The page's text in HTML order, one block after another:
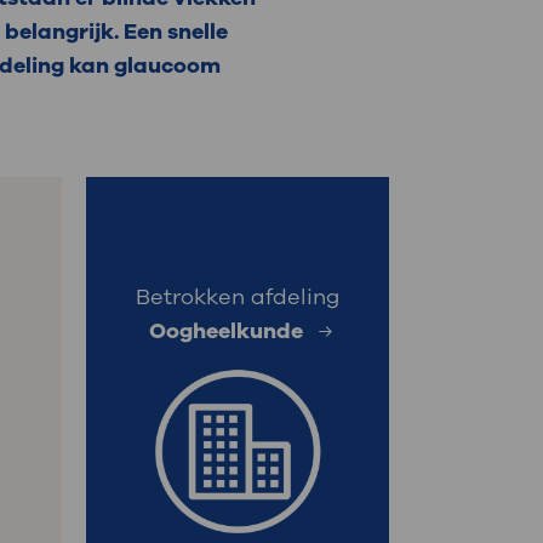
: naar uw dossier
Een snelle
kan glaucoom
Betrokken afdeling
Oogheelkunde